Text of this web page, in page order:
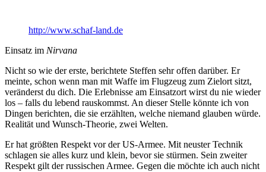
http://www.schaf-land.de
Einsatz im Nirvana
Nicht so wie der erste, berichtete Steffen sehr offen darüber. Er
meinte, schon wenn man mit Waffe im Flugzeug zum Zielort sitzt,
veränderst du dich. Die Erlebnisse am Einsatzort wirst du nie wieder
los – falls du lebend rauskommst. An dieser Stelle könnte ich von
Dingen berichten, die sie erzählten, welche niemand glauben würde.
Realität und Wunsch-Theorie, zwei Welten.
Er hat größten Respekt vor der US-Armee. Mit neuster Technik
schlagen sie alles kurz und klein, bevor sie stürmen. Sein zweiter
Respekt gilt der russischen Armee. Gegen die möchte ich auch nicht